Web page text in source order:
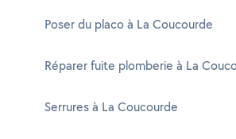
Poser du placo à La Coucourde
Réparer fuite plomberie à La
Serrures à La Coucourde